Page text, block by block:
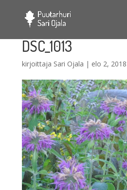
DSC_1013
kirjoittaja Sari Ojala | elo 2, 2018